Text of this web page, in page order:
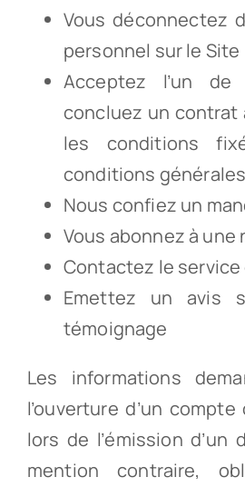
Vous déconnectez
personnel sur le
Acceptez l’un
concluez un contrat
les conditions
conditions
Nous confiez un
Vous abonnez à
Contactez le
Emettez un avis
témoignage
Les informations
l’ouverture d’un
lors de l’émission d’un
mention contraire,